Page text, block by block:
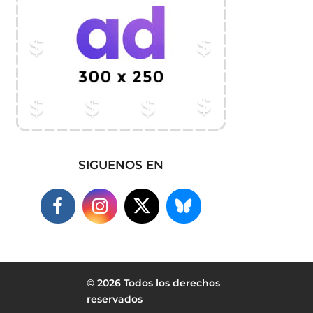
SIGUENOS EN
© 2026 Todos los derechos
reservados